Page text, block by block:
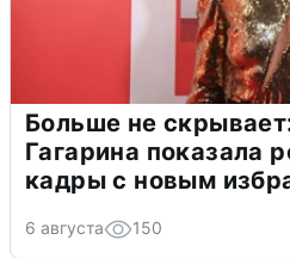
Больше не
Гагарина показала
кадры с новым
6 августа 150